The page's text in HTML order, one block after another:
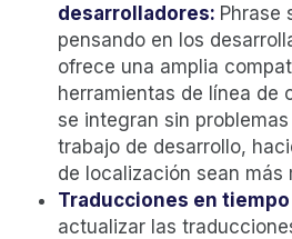
desarrolladores: Phrase
pensando en los
ofrece una amplia
herramientas de línea de
se integran sin
trabajo de desarrollo,
de localización sean más
Traducciones en
actualizar las